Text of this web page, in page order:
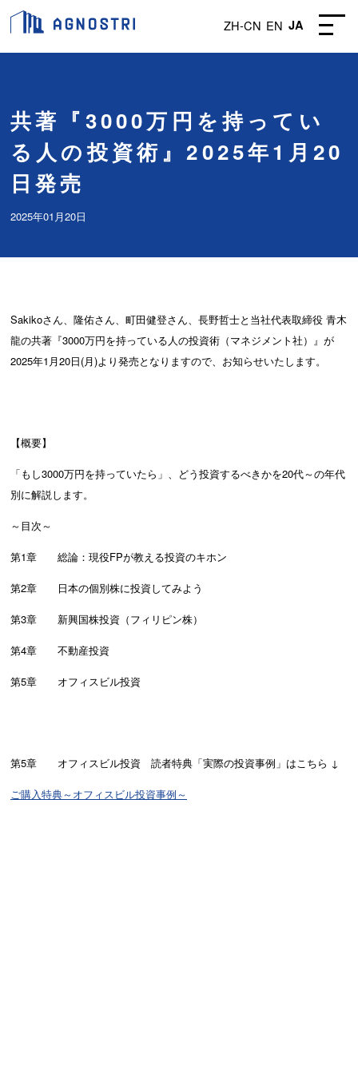
ZH-CN EN JA
共著『3000万円を持ってい
る人の投資術』2025年1月20
日発売
2025年01月20日
Sakikoさん、隆佑さん、町田健登さん、長野哲士と当社代表取締役 青木
龍の共著『3000万円を持っている人の投資術（マネジメント社）』が
2025年1月20日(月)より発売となりますので、お知らせいたします。
【概要】
「もし3000万円を持っていたら」、どう投資するべきかを20代～の年代
別に解説します。
～目次～
第1章 総論：現役FPが教える投資のキホン
第2章 日本の個別株に投資してみよう
第3章 新興国株投資（フィリピン株）
第4章 不動産投資
第5章 オフィスビル投資
第5章 オフィスビル投資 読者特典「実際の投資事例」はこちら ↓
ご購入特典～オフィスビル投資事例～